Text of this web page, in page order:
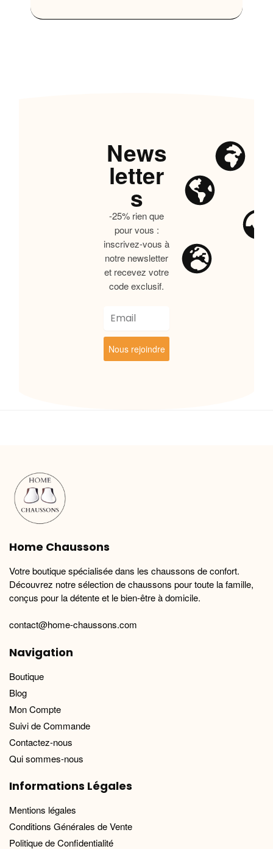
News
letter
s
-25% rien que
pour vous :
inscrivez-vous à
notre newsletter
et recevez votre
code exclusif.
Nous rejoindre
Home Chaussons
Votre boutique spécialisée dans les chaussons de confort.
Découvrez notre sélection de chaussons pour toute la famille,
conçus pour la détente et le bien-être à domicile.
contact@home-chaussons.com
Navigation
Boutique
Blog
Mon Compte
Suivi de Commande
Contactez-nous
Qui sommes-nous
Informations Légales
Mentions légales
Conditions Générales de Vente
Politique de Confidentialité